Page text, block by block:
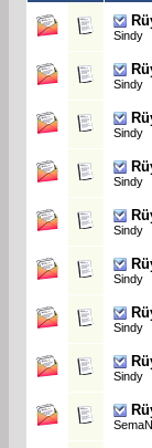
Sindy
Sindy
Sindy
Sindy
Sindy
Sindy
Sindy
Sindy